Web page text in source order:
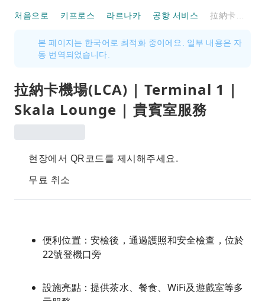
처음으로 키프로스 라르나카 공항 서비스
본 페이지는 한국어로 최적화 중이에요. 일부 내용은 자
동 번역되었습니다.
拉納卡機場(LCA) | Terminal 1 |
Skala Lounge | 貴賓室服務
현장에서 QR코드를 제시해주세요.
무료 취소
便利位置：安檢後，通過護照和安全檢查，位於
22號登機口旁
設施亮點：提供茶水、餐食、WiFi及遊戲室等多